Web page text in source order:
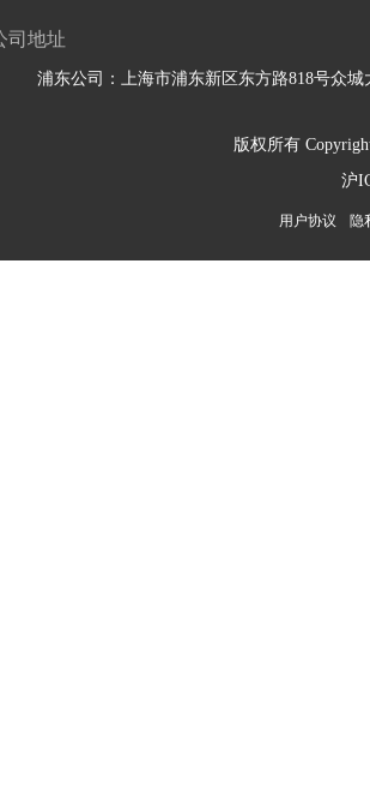
司地址
浦东公司：上海市浦东新区东方路818号众城
版权所有
沪
用户协议 隐